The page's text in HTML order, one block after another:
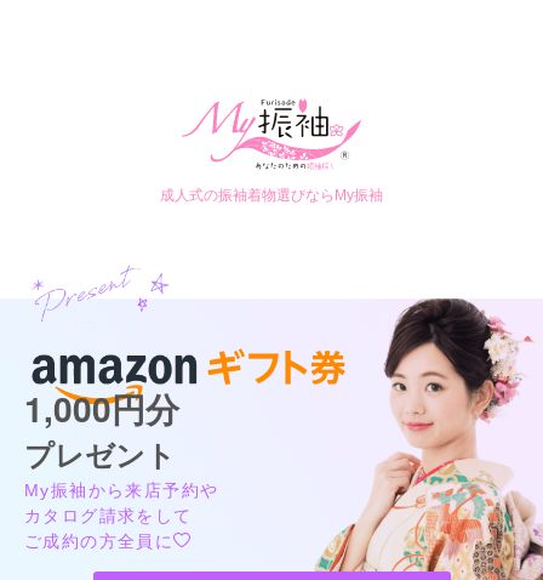
成人式の振袖着物選びならMy振袖
1,000円分
プレゼント
My振袖から来店予約や
カタログ請求をして
ご成約の方全員に